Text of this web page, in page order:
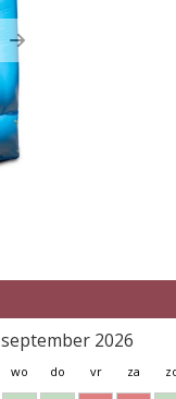
Next
september 2026
wo do vr za